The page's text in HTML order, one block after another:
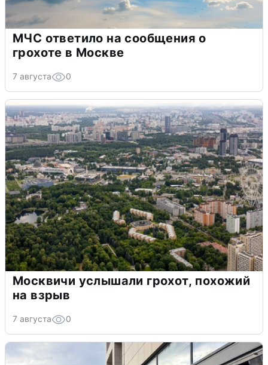
МЧС ответило на сообщения о
грохоте в Москве
7 августа 0
Москвичи услышали грохот, похожий
на взрыв
7 августа 0